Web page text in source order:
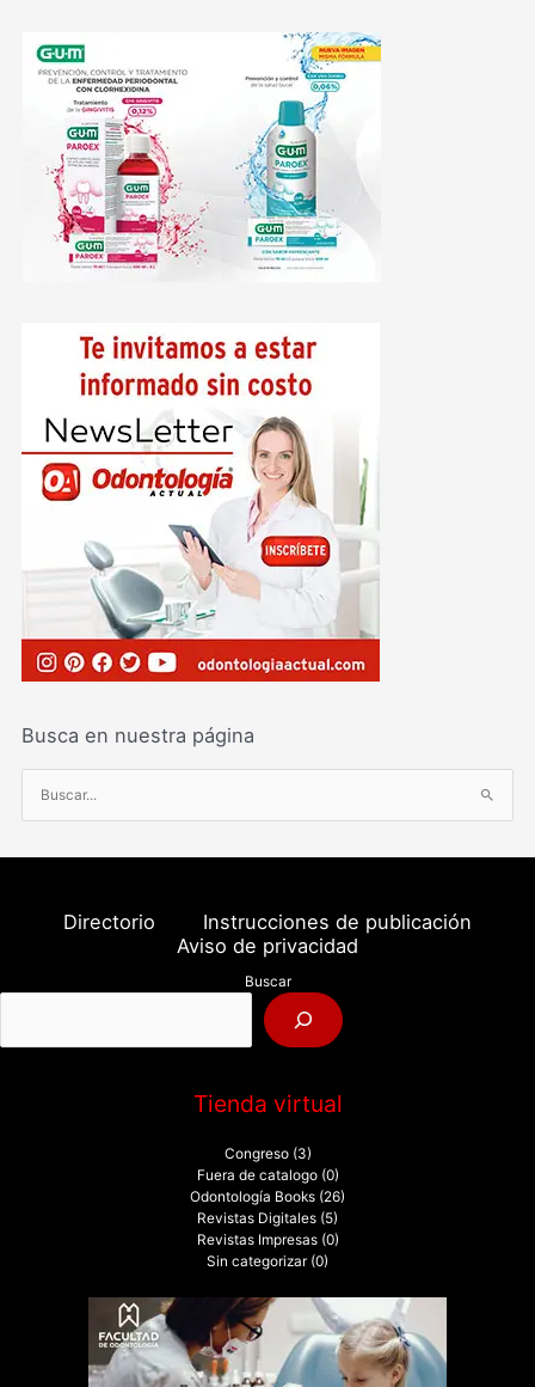
Busca en nuestra página
u
s
o
:
Directorio
Instrucciones de publicación
Aviso de privacidad
Buscar
Tienda virtual
Congreso (3)
Fuera de catalogo (0)
Odontología Books (26)
Revistas Digitales (5)
Revistas Impresas (0)
Sin categorizar (0)